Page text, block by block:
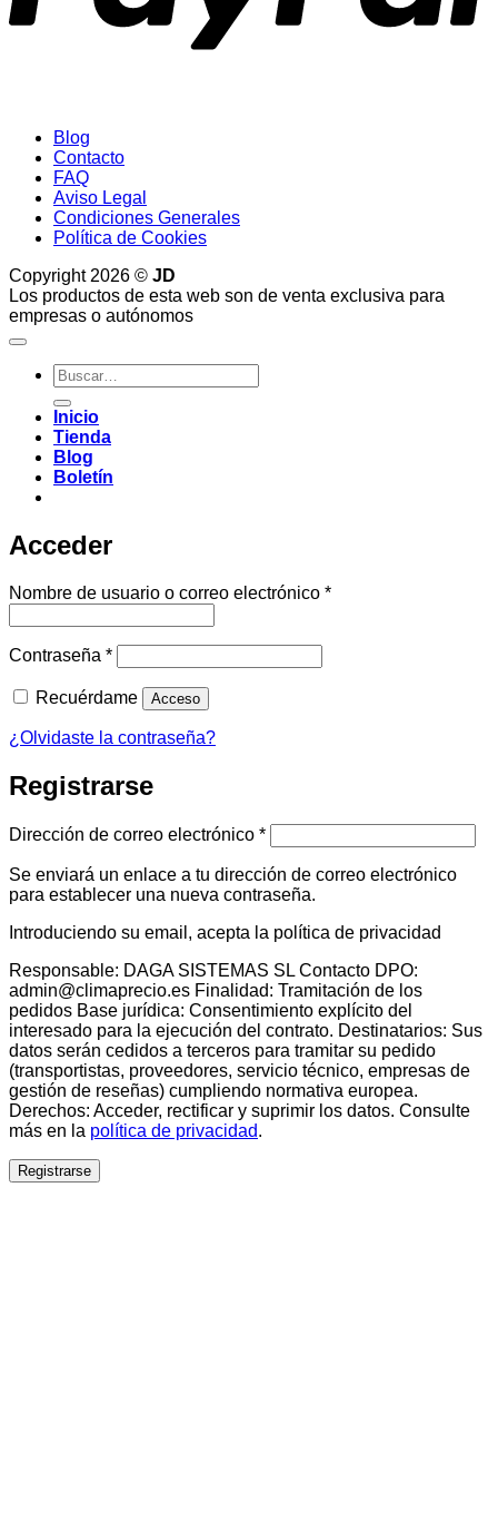
Blog
Contacto
FAQ
Aviso Legal
Condiciones Generales
Política de Cookies
Copyright 2026 © JD
Los productos de esta web son de venta exclusiva para
empresas o autónomos
Buscar
por:
Inicio
Tienda
Blog
Boletín
Acceder
Nombre de usuario o correo electrónico *Obligatorio
Contraseña *Obligatorio
Recuérdame Acceso
¿Olvidaste la contraseña?
Registrarse
Dirección de correo electrónico *Obligatorio
Se enviará un enlace a tu dirección de correo electrónico
para establecer una nueva contraseña.
Introduciendo su email, acepta la política de privacidad
Responsable: DAGA SISTEMAS SL Contacto DPO:
admin@climaprecio.es Finalidad: Tramitación de los
pedidos Base jurídica: Consentimiento explícito del
interesado para la ejecución del contrato. Destinatarios: Sus
datos serán cedidos a terceros para tramitar su pedido
(transportistas, proveedores, servicio técnico, empresas de
gestión de reseñas) cumpliendo normativa europea.
Derechos: Acceder, rectificar y suprimir los datos. Consulte
más en la política de privacidad.
Registrarse